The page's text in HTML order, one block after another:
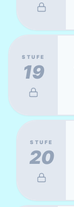
STUFE
19
STUFE
20